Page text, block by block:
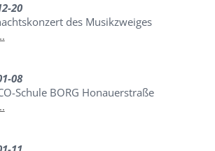
20
des Musikzweiges
08
Schule BORG Honauerstraße